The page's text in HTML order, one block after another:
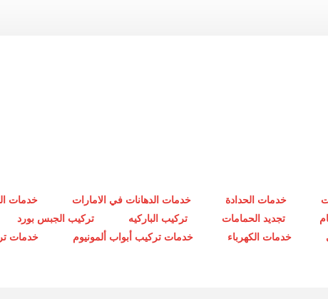
خدمات الحدادة خدمات الدهانات في الامارات
خدمات
تجديد الحمامات تركيب الباركيه تركيب الجبس بورد
خدمات الكهرباء خدمات تركيب أبواب ألمونيوم
خدمات